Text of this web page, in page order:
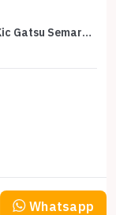
Gudang Luas dengan Lokasi Strategis di Kic Gatsu Semarang
Whatsapp